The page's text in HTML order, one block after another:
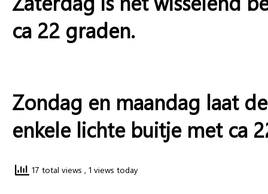
ca 22 graden.
Zondag en maandag laat
enkele lichte buitje met ca
17 total views , 1 views today